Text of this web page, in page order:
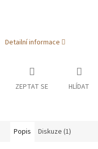
Detailní informace
ZEPTAT SE HLÍDAT
Popis Diskuze (1)